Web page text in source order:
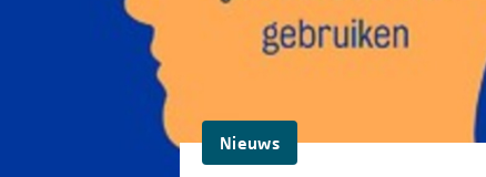
Nieuws